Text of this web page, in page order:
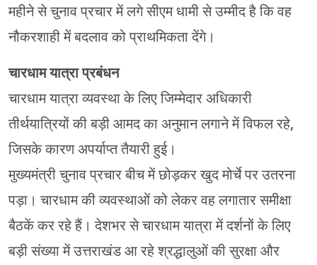
महीने से चुनाव प्रचार में लगे सीएम धामी से उम्मीद है कि वह
नौकरशाही में बदलाव को प्राथमिकता देंगे।
चारधाम यात्रा प्रबंधन
चारधाम यात्रा व्यवस्था के लिए जिम्मेदार अधिकारी
तीर्थयात्रियों की बड़ी आमद का अनुमान लगाने में विफल रहे,
जिसके कारण अपर्याप्त तैयारी हुई।
मुख्यमंत्री चुनाव प्रचार बीच में छोड़कर खुद मोर्चे पर उतरना
पड़ा। चारधाम की व्यवस्थाओं को लेकर वह लगातार समीक्षा
बैठकें कर रहे हैं। देशभर से चारधाम यात्रा में दर्शनों के लिए
बड़ी संख्या में उत्तराखंड आ रहे श्रद्धालुओं की सुरक्षा और